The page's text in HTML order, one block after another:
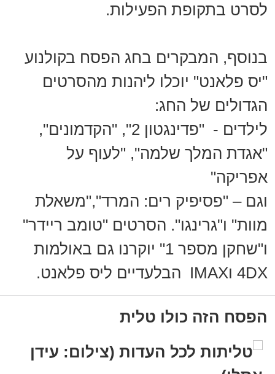
לסרט בתקופת הפעילות.
בנוסף, המבקרים בחג הפסח בקולנוע
"יס פלאנט" יוכלו ליהנות מהסרטים
הגדולים של החג:
לילדים - "פדינגטון 2", "הקדמונים",
"אגדת המלך שלמה", "לעוף על
אפריקה"
וגם – "פסיפיק רים: המרד","משאלת
מוות" ו"גרינגו". הסרטים "טומב ריידר"
ו"שחקן מספר 1" יוקרנו גם באולמות
4DX וIMAX הבלעדיים ליס פלאנט.
הפסח הזה כולו טלית